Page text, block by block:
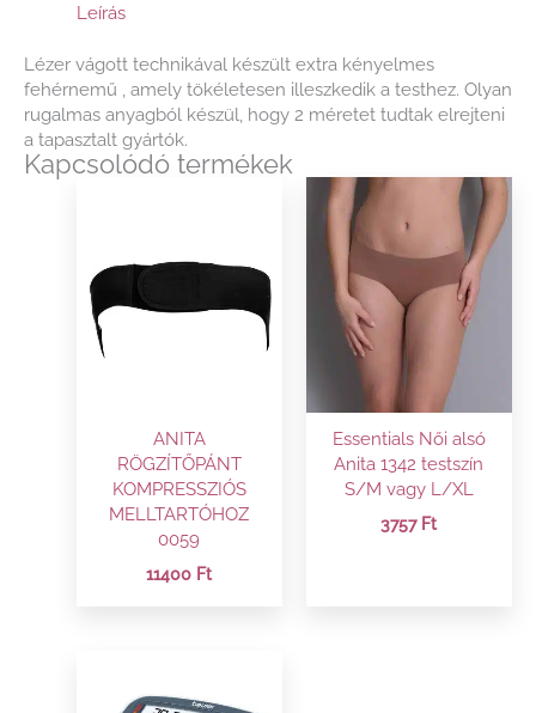
Leírás
Lézer vágott technikával készült extra kényelmes
fehérnemű , amely tökéletesen illeszkedik a testhez. Olyan
rugalmas anyagból készül, hogy 2 méretet tudtak elrejteni
a tapasztalt gyártók.
Kapcsolódó termékek
ANITA
RÖGZÍTŐPÁNT
KOMPRESSZIÓS
MELLTARTÓHOZ
0059
11400 Ft
Essentials Női alsó
Anita 1342 testszín
S/M vagy L/XL
3757 Ft